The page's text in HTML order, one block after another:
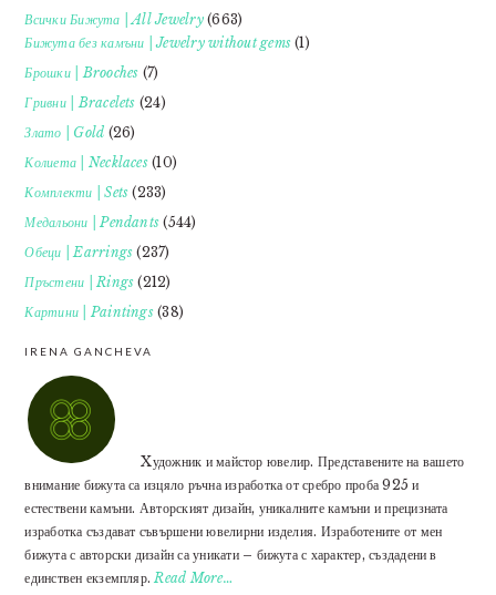
Всички Бижута | All Jewelry(663)
Бижута без камъни | Jewelry without gems (1)
Брошки | Brooches (7)
Гривни | Bracelets (24)
Злато | Gold (26)
Колиета | Necklaces(10)
Комплекти | Sets (233)
Медальони | Pendants (544)
Обеци | Earrings (237)
Пръстени | Rings (212)
Картини | Paintings(38)
IRENA GANCHEVA
Xудожник и майстор ювелир. Представените на вашето
внимание бижута са изцяло ръчна изработка от сребро проба 925 и
естествени камъни. Авторският дизайн, уникалните камъни и прецизната
изработка създават съвършени ювелирни изделия. Изработените от мен
бижута с авторски дизайн са уникати – бижута с характер, създадени в
единствен екземпляр.Read More…